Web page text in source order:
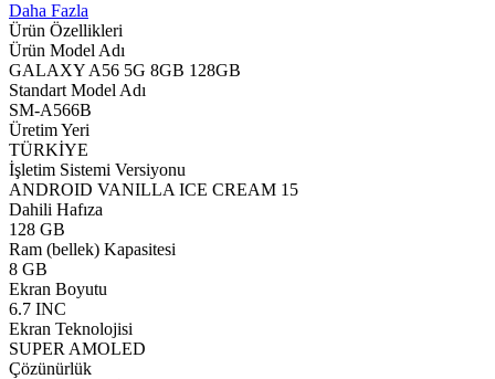
Daha Fazla
Ürün Özellikleri
Ürün Model Adı
GALAXY A56 5G 8GB 128GB
Standart Model Adı
SM-A566B
Üretim Yeri
TÜRKİYE
İşletim Sistemi Versiyonu
ANDROID VANILLA ICE CREAM 15
Dahili Hafıza
128 GB
Ram (bellek) Kapasitesi
8 GB
Ekran Boyutu
6.7 INC
Ekran Teknolojisi
SUPER AMOLED
Çözünürlük